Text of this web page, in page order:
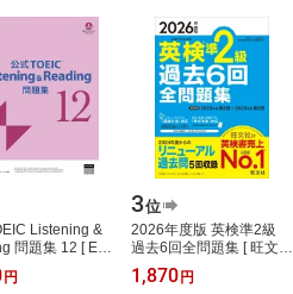
Listening &
問題集 12 [ ETS
円
3位
2026年度版 英検準2級
過去6回全問題集 [ 旺文社
]1,870 円